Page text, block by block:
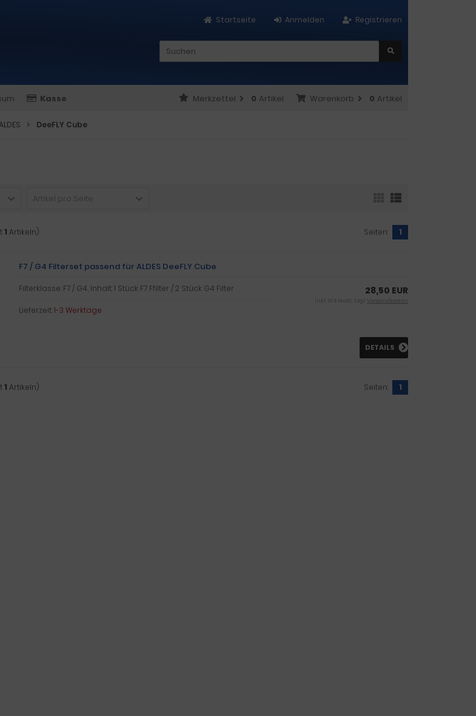
Registrieren
Anmelden
Startseite
Kasse Warenkorb 0 Artikel
Merkzettel 0 Artikel
DeeFLY Cube
Artikel pro Seite
1 Artikeln) Seiten: 1
F7 / G4 Filterset passend für ALDES DeeFLY Cube
Filterklasse: F7 / G4, Inhalt: 1 Stück F7 Ffilter / 2 Stück G4 Filter
Lieferzeit:1-3 Werktage
28,50 EUR
inkl. 19 % MwSt. zzgl. Versandkosten
DETAILS
1 Artikeln) Seiten: 1